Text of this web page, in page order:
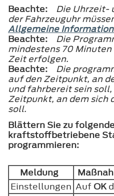
Beachte:
Die Uhrzeit-
der Fahrzeuguhr
Allgemeine
Beachte:
Die
mindestens 70
Zeit erfolgen.
Beachte:
Die
auf den Zeitpunkt, an
und fahrbereit sein
Zeitpunkt, an dem sich
soll.
Blättern Sie zu
kraftstoffbetriebene
programmieren:
Meldung
Einstellungen Auf OK